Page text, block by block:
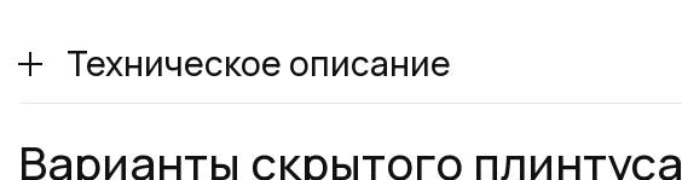
Техническое описание
Варианты скрытого плинтуса